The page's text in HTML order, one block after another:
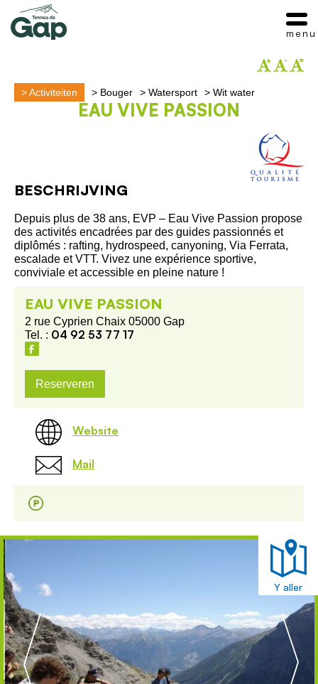
>Activiteiten > Bouger > Watersport > Wit water
EAU VIVE PASSION
BESCHRIJVING
Depuis plus de 38 ans, EVP – Eau Vive Passion propose
des activités encadrées par des guides passionnés et
diplômés : rafting, hydrospeed, canyoning, Via Ferrata,
escalade et VTT. Vivez une expérience sportive,
conviviale et accessible en pleine nature !
EAU VIVE PASSION
2 rue Cyprien Chaix 05000 Gap
Tel. : 04 92 53 77 17
Reserveren
Website
Mail
Y aller
menu